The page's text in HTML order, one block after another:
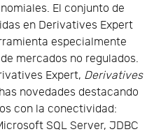
El conjunto de
en Derivatives Expert
especialmente
mercados no regulados.
Expert, Derivatives
novedades destacando
con la conectividad:
SQL Server, JDBC